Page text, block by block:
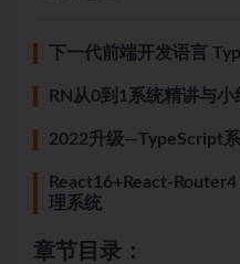
下一代前端开发语言
RN从0到1系统精讲与小
2022升级—TypeScript
React16+React-
理系统
章节目录：